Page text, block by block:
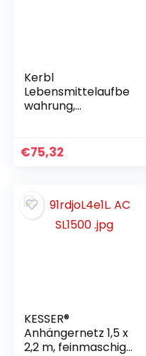
Kerbl
Lebensmittelaufbe
wahrung,
€75,32
KESSER®
Anhängernetz 1,5 x
2,2 m, feinmaschig,